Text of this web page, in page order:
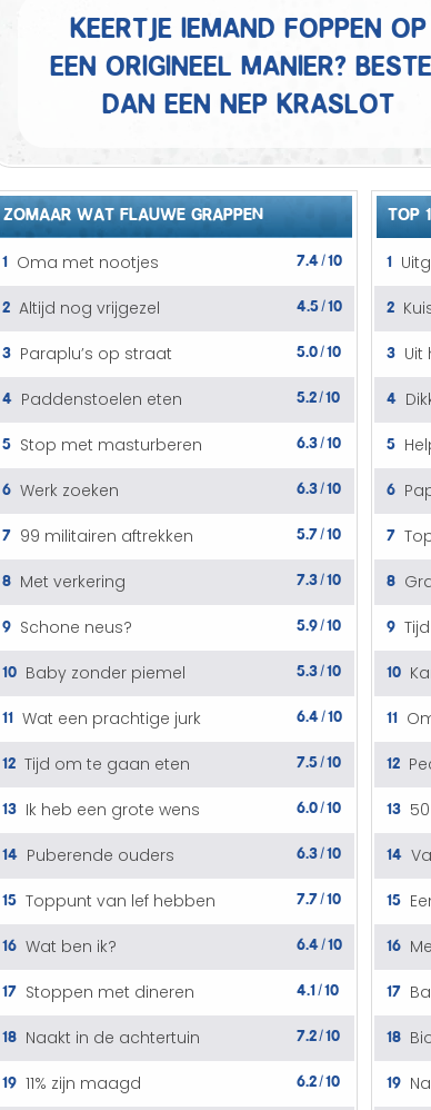
Keertje iemand foppen op
een origineel manier?
dan een nep kraslot
ZOMAAR WAT FLAUWE GRAPPEN
1 Oma met nootjes 7.4/10
2 Altijd nog vrijgezel 4.5/10
3 Paraplu’s op straat 5.0/10
4 Paddenstoelen eten 5.2/10
5 Stop met masturberen 6.3/10
6 Werk zoeken 6.3/10
7 99 militairen aftrekken 5.7/10
8 Met verkering 7.3/10
9 Schone neus? 5.9/10
10 Baby zonder piemel 5.3/10
11 Wat een prachtige jurk 6.4/10
12 Tijd om te gaan eten 7.5/10
13 Ik heb een grote wens 6.0/10
14 Puberende ouders 6.3/10
15 Toppunt van lef hebben 7.7/10
16 Wat ben ik? 6.4/10
17 Stoppen met dineren 4.1/10
18 Naakt in de achtertuin 7.2/10
19 11% zijn maagd 6.2/10
TOP
1
2
3
4
5
6
7
8
9
10
11
12
13
14
15
16
17
18
19